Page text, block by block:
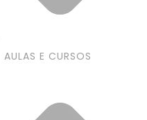
AULAS E CURSOS